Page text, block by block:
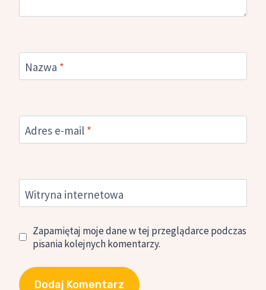
Nazwa *
Adres e-mail *
Witryna internetowa
Zapamiętaj moje dane w tej przeglądarce podczas
pisania kolejnych komentarzy.